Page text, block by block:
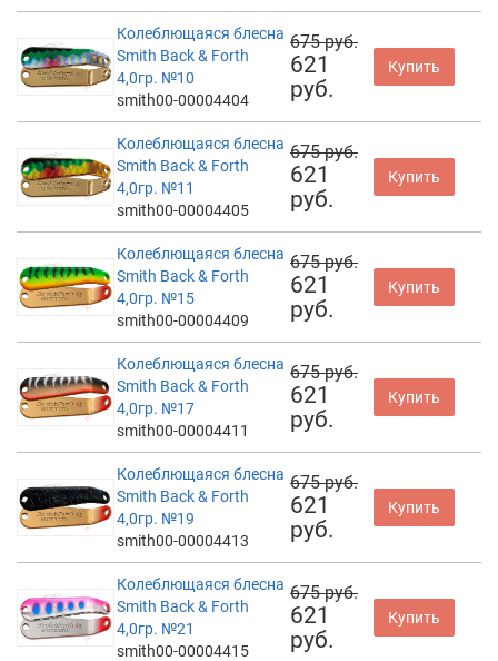
Колеблющаяся блесна
Smith Back & Forth
4,0гр. №10
smith00-00004404
675 руб.
621
руб.
Купить
Колеблющаяся блесна
Smith Back & Forth
4,0гр. №11
smith00-00004405
675 руб.
621
руб.
Купить
Колеблющаяся блесна
Smith Back & Forth
4,0гр. №15
smith00-00004409
675 руб.
621
руб.
Купить
Колеблющаяся блесна
Smith Back & Forth
4,0гр. №17
smith00-00004411
675 руб.
621
руб.
Купить
Колеблющаяся блесна
Smith Back & Forth
4,0гр. №19
smith00-00004413
675 руб.
621
руб.
Купить
Колеблющаяся блесна
Smith Back & Forth
4,0гр. №21
smith00-00004415
675 руб.
621
руб.
Купить